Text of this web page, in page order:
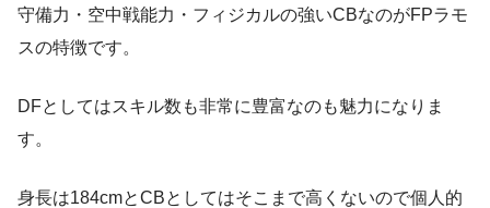
守備力・空中戦能力・フィジカルの強いCBなのがFPラモ
スの特徴です。
DFとしてはスキル数も非常に豊富なのも魅力になりま
す。
身長は184cmとCBとしてはそこまで高くないので個人的